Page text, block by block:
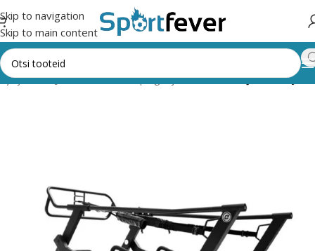
Skip to navigation
Skip to main content
ja jõusaal Jõusaali masinad, pingid ja riiulid Kardio Jooksurajad